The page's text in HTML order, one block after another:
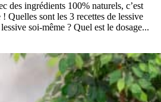
des ingrédients 100% naturels, c’est
Quelles sont les 3 recettes de lessive
soi-même ? Quel est le dosage...